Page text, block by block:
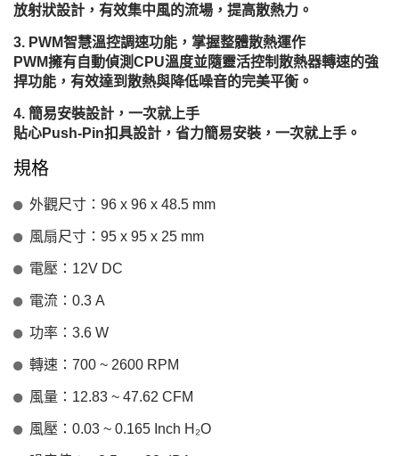
放射狀設計，有效集中風的流場，提高散熱力。
PWM智慧溫控調速功能，掌握整體散熱運作
PWM擁有自動偵測CPU溫度並隨靈活控制散熱器轉速的強
捍功能，有效達到散熱與降低噪音的完美平衡。
簡易安裝設計，一次就上手
貼心Push-Pin扣具設計，省力簡易安裝，一次就上手。
規格
外觀尺寸：96 x 96 x 48.5 mm
風扇尺寸：95 x 95 x 25 mm
電壓：12V DC
電流：0.3 A
功率：3.6 W
轉速：700 ~ 2600 RPM
風量：12.83 ~ 47.62 CFM
風壓：0.03 ~ 0.165 Inch H₂O